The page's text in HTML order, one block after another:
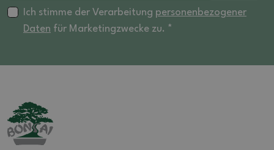
Ich stimme der Verarbeitung personenbezogener
Daten für Marketingzwecke zu. *